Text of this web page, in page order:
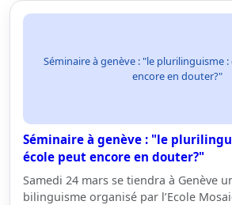
Séminaire à genève : "le plurilinguisme
encore en douter?"
Séminaire à genève : "le
école peut encore en douter?"
Samedi 24 mars se tiendra à Genève
bilinguisme organisé par l’Ecole